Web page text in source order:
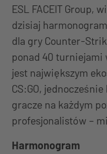
ESL FACEIT Group,
dzisiaj
dla gry Counter-
ponad 40 turniejami
jest największym
CS:GO,
gracze na każdym
profesjonalistów –
Harmonogram